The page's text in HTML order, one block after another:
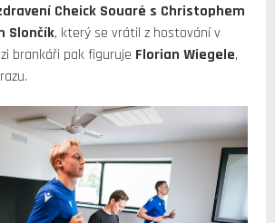
Cheick Souaré s Christophem
Slončík, který se vrátil z hostování v
brankáři pak figuruje Florian Wiegele,